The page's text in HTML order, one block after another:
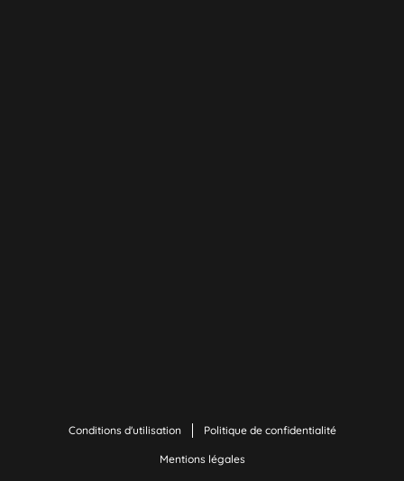
Conditions d'utilisation Politique de confidentialité
Mentions légales